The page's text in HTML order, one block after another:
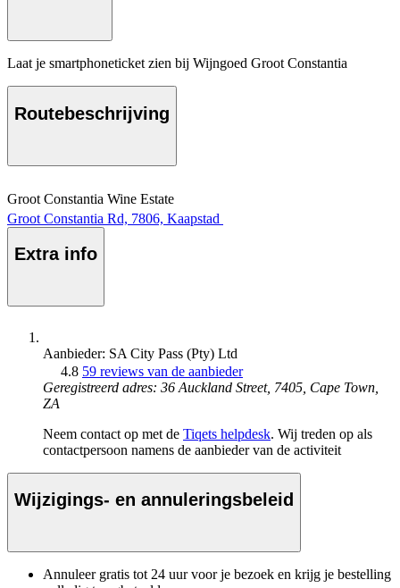
Laat je smartphoneticket zien bij Wijngoed Groot Constantia
Routebeschrijving
Groot Constantia Wine Estate
Groot Constantia Rd, 7806, Kaapstad
Extra info
Aanbieder: SA City Pass (Pty) Ltd
4.8 59 reviews van de aanbieder
Geregistreerd adres: 36 Auckland Street, 7405, Cape Town,
ZA
Neem contact op met de Tiqets helpdesk. Wij treden op als
contactpersoon namens de aanbieder van de activiteit
Wijzigings- en annuleringsbeleid
Annuleer gratis tot 24 uur voor je bezoek en krijg je bestelling